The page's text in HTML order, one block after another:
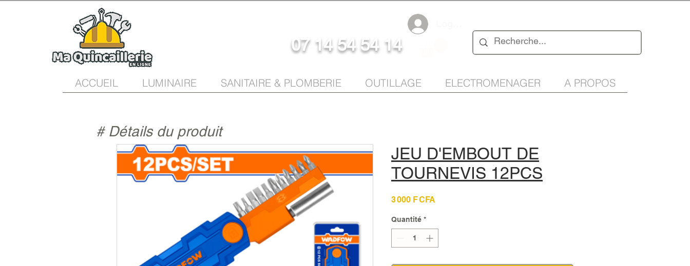
07 14 54 54 14
ACCUEIL LUMINAIRE SANITAIRE & PLOMBERIE OUTILLAGE ELECTROMENAGER A PROPOS
JEU D'EMBOUT DE
TOURNEVIS 12PCS
3 000 F CFA
Quantité *
# Détails du produit